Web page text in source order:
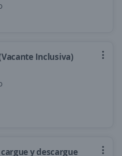
Inclusiva)
y descargue